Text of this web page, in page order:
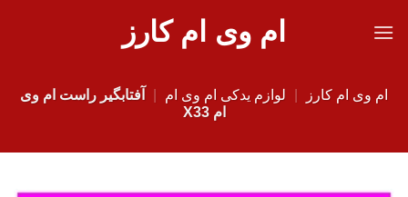
ام وی ام کارز
ام وی ام کارز لوازم یدکی ام وی ام
آفتابگیر راست ام وی
ام X33